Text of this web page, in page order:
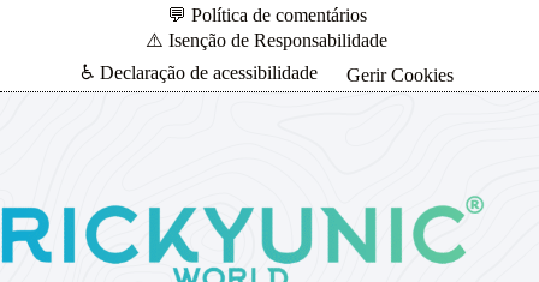
💬 Política de comentários
⚠️ Isenção de Responsabilidade
♿ Declaração de acessibilidade
Gerir Cookies